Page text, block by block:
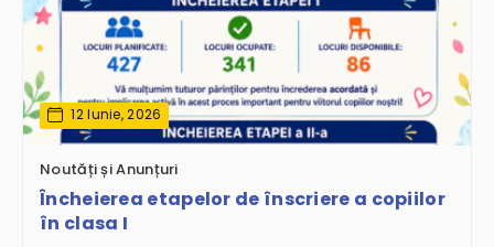
12 Iunie, 2026
Noutăți și Anunțuri
Încheierea etapelor de înscriere a copiilor
în clasa I